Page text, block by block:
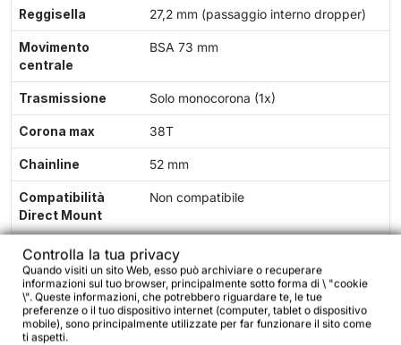
Reggisella 27,2 mm (passaggio interno dropper)
Movimento
centrale
BSA 73 mm
Trasmissione Solo monocorona (1x)
Corona max 38T
Chainline 52 mm
Compatibilità
Direct Mount
Non compatibile
Portaborraccia 2 (S: solo down tube)
Battuta
posteriore
Boost 148 mm
Asse 12 mm passante incluso
Controlla la tua privacy
Quando visiti un sito Web, esso può archiviare o recuperare
informazioni sul tuo browser, principalmente sotto forma di \ "cookie
\". Queste informazioni, che potrebbero riguardare te, le tue
preferenze o il tuo dispositivo internet (computer, tablet o dispositivo
mobile), sono principalmente utilizzate per far funzionare il sito come
ti aspetti.